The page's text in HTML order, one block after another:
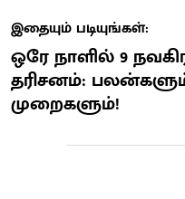
இதையும் படியுங்கள்:
ஒரே நாளில் 9
தரிசனம்:
முறைகளும்!